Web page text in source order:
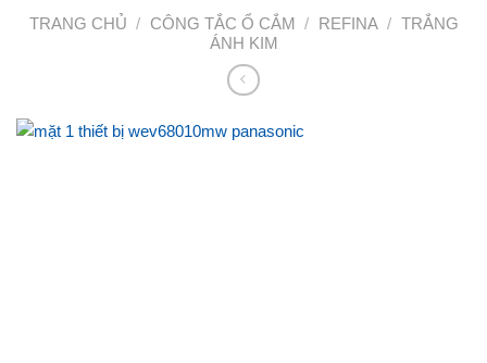
TRANG CHỦ / CÔNG TẮC Ổ CẮM / REFINA / TRẮNG
ÁNH KIM